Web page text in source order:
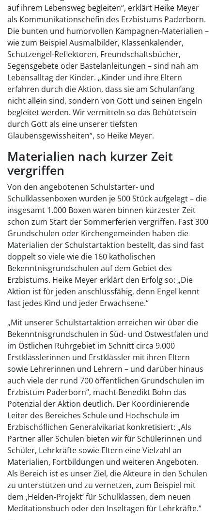
auf ihrem Lebensweg begleiten“, erklärt Heike Meyer
als Kommunikationschefin des Erzbistums Paderborn.
Die bunten und humorvollen Kampagnen-Materialien –
wie zum Beispiel Ausmalbilder, Klassenkalender,
Schutzengel-Reflektoren, Freundschaftsbücher,
Segensgebete oder Bastelanleitungen – sind nah am
Lebensalltag der Kinder. „Kinder und ihre Eltern
erfahren durch die Aktion, dass sie am Schulanfang
nicht allein sind, sondern von Gott und seinen Engeln
begleitet werden. Wir vermitteln so das Behütetsein
durch Gott als eine unserer tiefsten
Glaubensgewissheiten“, so Heike Meyer.
Materialien nach kurzer Zeit
vergriffen
Von den angebotenen Schulstarter- und
Schulklassenboxen wurden je 500 Stück aufgelegt – die
insgesamt 1.000 Boxen waren binnen kürzester Zeit
schon zum Start der Sommerferien vergriffen. Fast 300
Grundschulen oder Kirchengemeinden haben die
Materialien der Schulstartaktion bestellt, das sind fast
doppelt so viele wie die 160 katholischen
Bekenntnisgrundschulen auf dem Gebiet des
Erzbistums. Heike Meyer erklärt den Erfolg so: „Die
Aktion ist für jeden anschlussfähig, denn Engel kennt
fast jedes Kind und jeder Erwachsene.“
„Mit unserer Schulstartaktion erreichen wir über die
Bekenntnisgrundschulen in Süd- und Ostwestfalen und
im Östlichen Ruhrgebiet im Schnitt circa 9.000
Erstklässlerinnen und Erstklässler mit ihren Eltern
sowie Lehrerinnen und Lehrern – und darüber hinaus
auch viele der rund 700 öffentlichen Grundschulen im
Erzbistum Paderborn“, macht Benedikt Bohn das
Potenzial der Aktion deutlich. Der Koordinierende
Leiter des Bereiches Schule und Hochschule im
Erzbischöflichen Generalvikariat konkretisiert: „Als
Partner aller Schulen bieten wir für Schülerinnen und
Schüler, Lehrkräfte sowie Eltern eine Vielzahl an
Materialien, Fortbildungen und weiteren Angeboten.
Als Bereich ist es unser Ziel, die Akteure in den Schulen
zu unterstützen und zu vernetzen, zum Beispiel mit
dem ‚Helden-Projekt‘ für Schulklassen, dem neuen
Meditationsbuch oder den Inseltagen für Lehrkräfte.“